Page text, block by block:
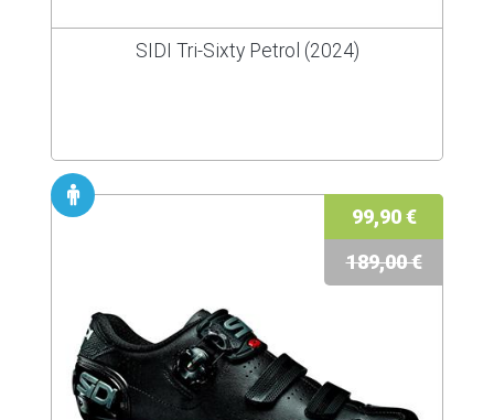
SIDI Tri-Sixty Petrol (2024)
99,90 €
189,00 €